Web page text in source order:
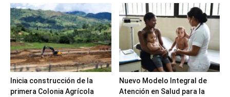
Inicia construcción de la
primera Colonia Agrícola
Nuevo Modelo Integral de
Atención en Salud para la